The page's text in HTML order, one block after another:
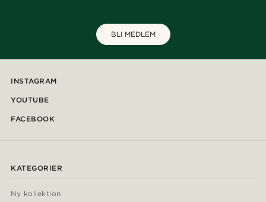
BLI MEDLEM
INSTAGRAM
YOUTUBE
FACEBOOK
KATEGORIER
Ny kollektion